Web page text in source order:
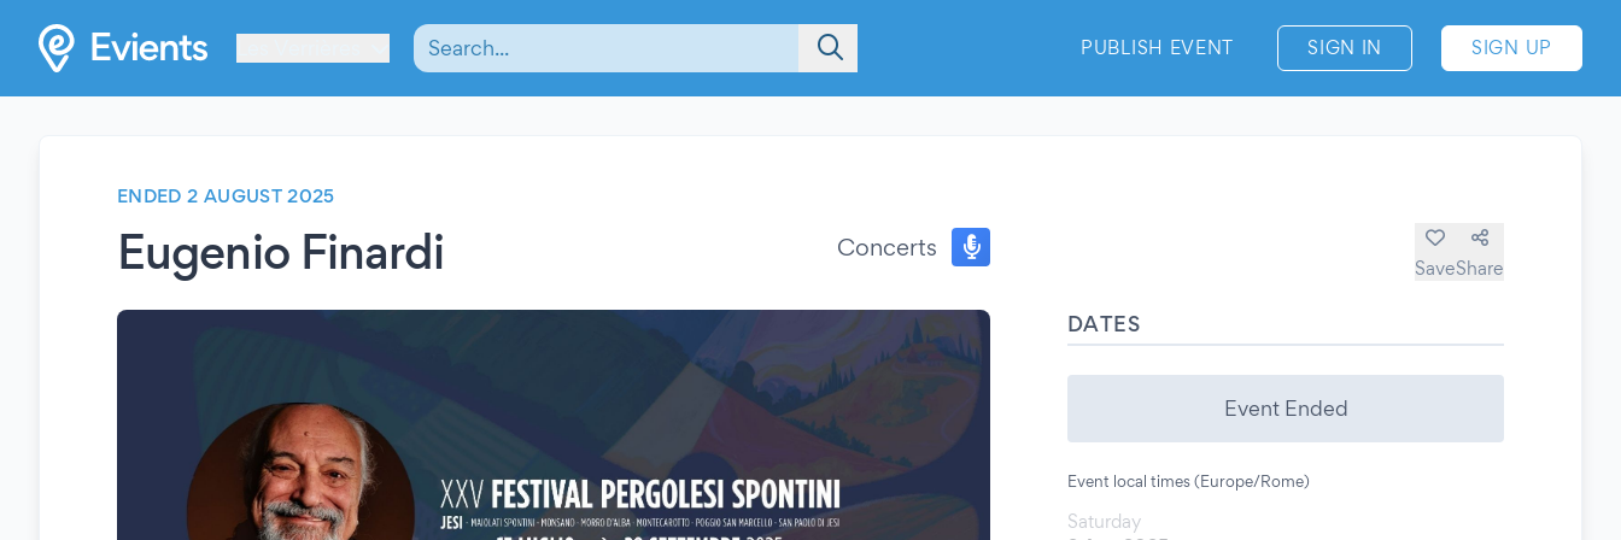
PUBLISH EVENT SIGN IN SIGN UP
ENDED 2 AUGUST 2025
Eugenio Finardi Concerts
SaveShare
DATES
Event Ended
Event local times (Europe/Rome)
Saturday